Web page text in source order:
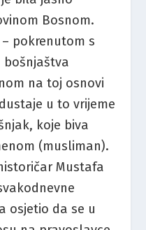
Bosnom.
pokrenutom s
bošnjaštva
na toj osnovi
u to vrijeme
koje biva
(musliman).
Mustafa
osjetio da se u